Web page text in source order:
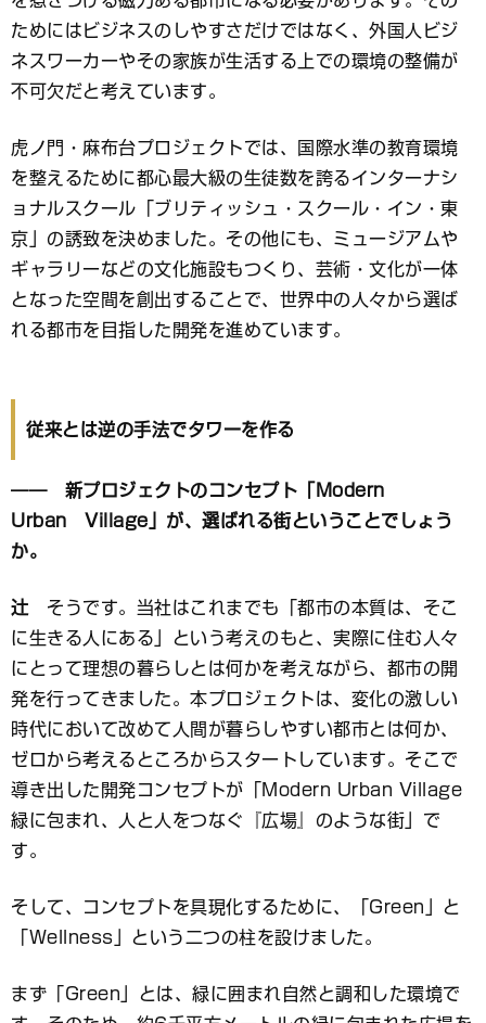
ためにはビジネスのしやすさだけではなく、外国人ビジ
ネスワーカーやその家族が生活する上での環境の整備が
不可欠だと考えています。
虎ノ門・麻布台プロジェクトでは、国際水準の教育環境
を整えるために都心最大級の生徒数を誇るインターナシ
ョナルスクール「ブリティッシュ・スクール・イン・東
京」の誘致を決めました。その他にも、ミュージアムや
ギャラリーなどの文化施設もつくり、芸術・文化が一体
となった空間を創出することで、世界中の人々から選ば
れる都市を目指した開発を進めています。
従来とは逆の手法でタワーを作る
―― 新プロジェクトのコンセプト「Modern
Urban Village」が、選ばれる街ということでしょう
か。
辻 そうです。当社はこれまでも「都市の本質は、そこ
に生きる人にある」という考えのもと、実際に住む人々
にとって理想の暮らしとは何かを考えながら、都市の開
発を行ってきました。本プロジェクトは、変化の激しい
時代において改めて人間が暮らしやすい都市とは何か、
ゼロから考えるところからスタートしています。そこで
導き出した開発コンセプトが「Modern Urban Village
緑に包まれ、人と人をつなぐ『広場』のような街」で
す。
そして、コンセプトを具現化するために、「Green」と
「Wellness」という二つの柱を設けました。
まず「Green」とは、緑に囲まれ自然と調和した環境で